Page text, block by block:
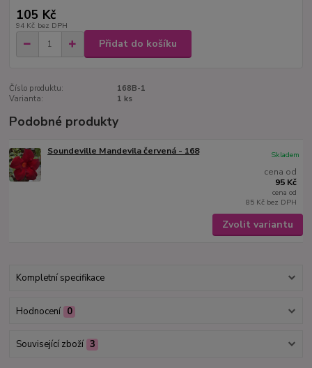
105 Kč
94 Kč bez DPH
Přidat do košíku
Číslo produktu:
168B-1
Varianta:
1 ks
Podobné produkty
Soundeville Mandevila červená - 168
cena od
95 Kč
cena od
85 Kč bez DPH
Skladem
Zvolit variantu
Kompletní specifikace
Hodnocení 0
Související zboží 3